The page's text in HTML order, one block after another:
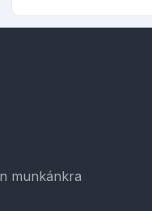
munkánkra